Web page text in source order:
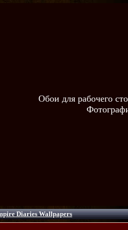
Обои для рабочего
Diaries Wallpapers